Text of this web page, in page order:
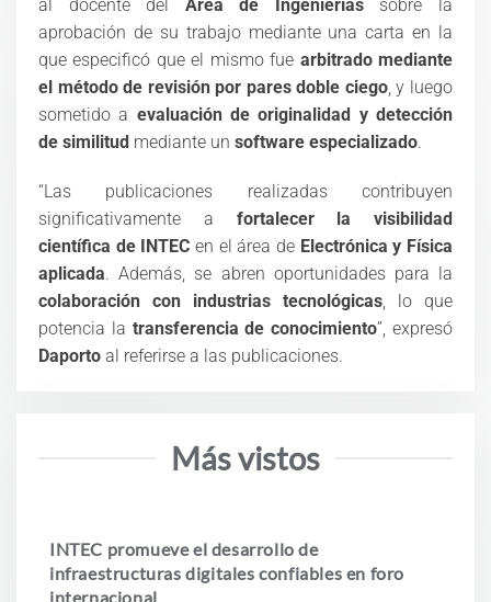
al docente del Área de Ingenieríassobre la
aprobación de su trabajo mediante una carta en la
que especificó que el mismo fue arbitrado mediante
el método de revisión por pares doble ciego, y luego
sometido a evaluación de originalidad y detección
de similitud mediante un software especializado.
“Las publicaciones realizadas contribuyen
significativamente a fortalecer la visibilidad
científica de INTEC en el área de Electrónica y Física
aplicada. Además, se abren oportunidades para la
colaboración con industrias tecnológicas , lo que
potencia la transferencia de conocimiento”, expresó
Daporto al referirse a las publicaciones.
Más vistos
INTEC promueve el desarrollo de
infraestructuras digitales confiables en foro
internacional